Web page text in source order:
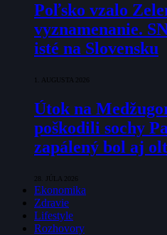
Poľsko vzalo
vyznamenanie.
isté na Slovensku
1. AUGUSTA 2026
Útok na
poškodili sochy
zapálený bol aj
28. JÚLA 2026
Ekonomika
Zdravie
Lifestyle
Rozhovory